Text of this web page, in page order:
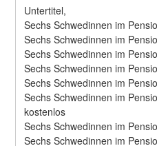
Untertitel,
Sechs Schwedinnen im
Sechs Schwedinnen im
Sechs Schwedinnen im
Sechs Schwedinnen im
Sechs Schwedinnen im
Sechs Schwedinnen im
kostenlos
Sechs Schwedinnen im
Sechs Schwedinnen im